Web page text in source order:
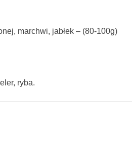
marchwi, jabłek – (80-100g)
ryba.